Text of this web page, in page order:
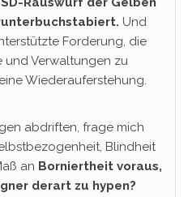
Und
Forderung, die
und Verwaltungen zu
Wiederauferstehung.
abdriften, frage mich
Blindheit
an Borniertheit voraus,
derart zu hypen?